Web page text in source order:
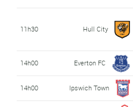
11h30 Hull City
14h00 Everton FC
14h00 Ipswich Town